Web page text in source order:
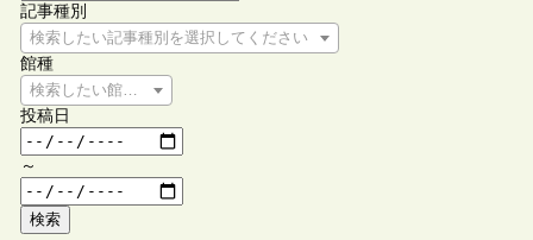
記事種別
検索したい記事種別を選択してください
館種
検索したい館種を選択してください
投稿日
～
検索